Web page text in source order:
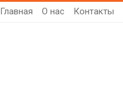
Главная О нас Контакты